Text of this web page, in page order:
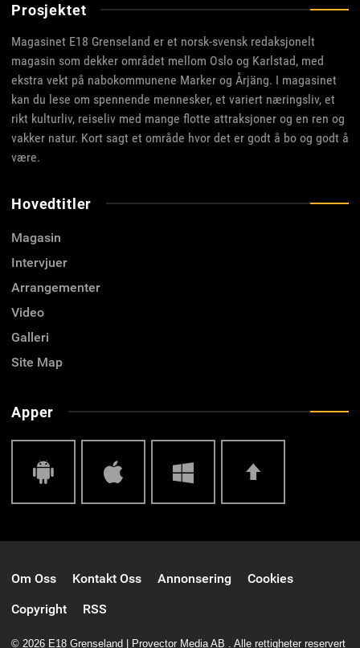
Prosjektet
Magasinet E18 Grenseland er et norsk-svensk redaksjonelt
magasin som dekker området mellom Oslo og Karlstad, med
ekstra vekt på nabokommunene Marker og Årjäng. I magasinet
kan du lese om spennende mennesker, et variert næringsliv, et
rikt kulturliv, reiseliv med mange flotte attraksjoner og en ren og
vakker natur. Kort sagt et område hvor det er godt å bo og godt å
være.
Hovedtitler
Magasin
Intervjuer
Arrangementer
Video
Galleri
Site Map
Apper
Om Oss Kontakt Oss Annonsering
Cookies
Copyright
RSS
© 2026 E18 Grenseland | Provector Media AB . Alle rettigheter reservert